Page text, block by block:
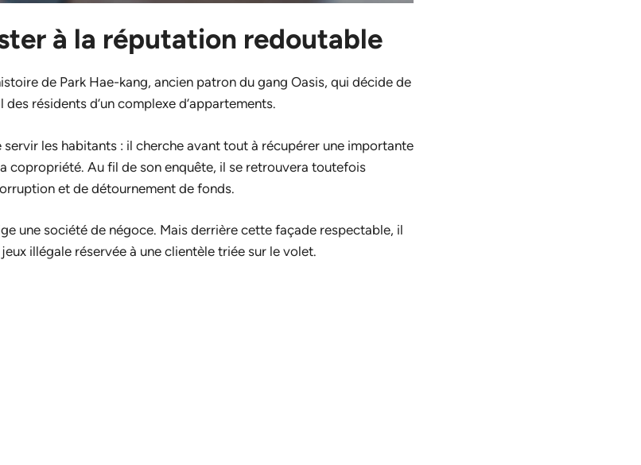
à la réputation redoutable
de Park Hae-kang, ancien patron du gang Oasis, qui décide de
résidents d’un complexe d’appartements.
les habitants : il cherche avant tout à récupérer une importante
copropriété. Au fil de son enquête, il se retrouvera toutefois
et de détournement de fonds.
une société de négoce. Mais derrière cette façade respectable, il
illégale réservée à une clientèle triée sur le volet.